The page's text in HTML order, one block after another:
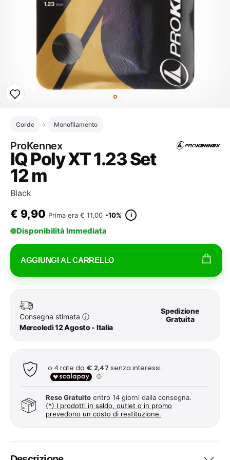
Corde Monofilamento
ProKennex
IQ Poly XT 1.23 Set
12 m
Black
€ 9,90 Prima era € 11,00 -10% i
Disponibilità Immediata
AGGIUNGI AL CARRELLO
Consegna stimata ⓘ
Mercoledì 12 Agosto - Italia
Spedizione
Gratuita
Reso Gratuito entro 14 giorni dalla consegna.
(*) I prodotti in saldo, outlet o in promo
prevedono un costo di restituzione.